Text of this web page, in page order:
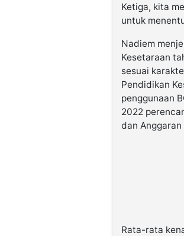
Ketiga, kita
untuk
Nadiem
Kesetaraan
sesuai
Pendidikan
penggunaan
2022
dan
Rata-rata